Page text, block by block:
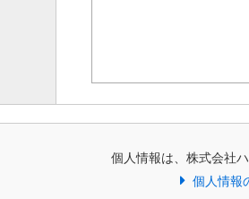
個人情報は、株式会社
個人情報